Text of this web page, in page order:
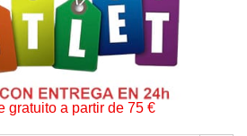
gratuito a partir de 75 €